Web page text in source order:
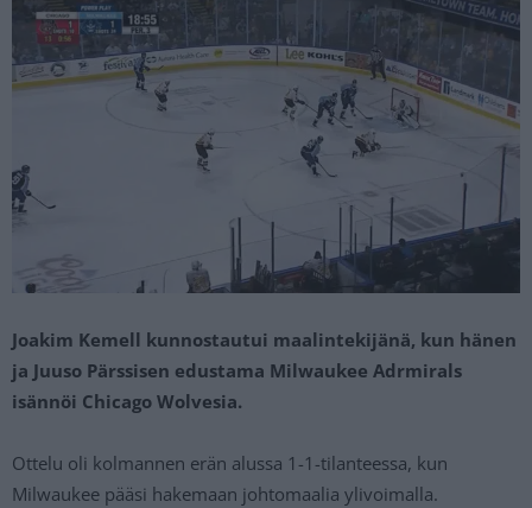
Joakim Kemell kunnostautui maalintekijänä, kun hänen
ja Juuso Pärssisen edustama Milwaukee Adrmirals
isännöi Chicago Wolvesia.
Ottelu oli kolmannen erän alussa 1-1-tilanteessa, kun
Milwaukee pääsi hakemaan johtomaalia ylivoimalla.